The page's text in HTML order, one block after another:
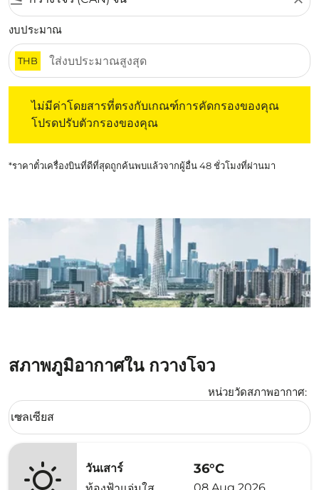
งบประมาณ
THB
ไม่มีค่าโดยสารที่ตรงกับเกณฑ์การคัดกรองของคุณ
โปรดปรับตัวกรองของคุณ
*ราคาตั๋วเครื่องบินที่ดีที่สุดถูกค้นพบแล้วจากผู้อื่น 48 ชั่วโมงที่ผ่านมา
สภาพภูมิอากาศใน กวางโจว
หน่วยวัดสภาพอากาศ:
Weather unit option เซลเซียส Selected
เซลเซียส
keyboard_arrow_down
วันเสาร์
36°C
08 Aug 2026